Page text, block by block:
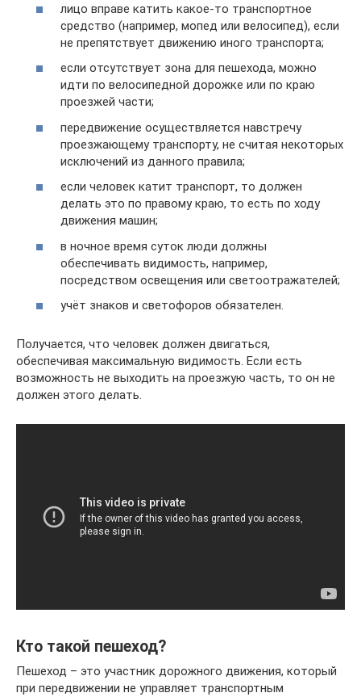
лицо вправе катить какое-то транспортное
средство (например, мопед или велосипед), если
не препятствует движению иного транспорта;
если отсутствует зона для пешехода, можно
идти по велосипедной дорожке или по краю
проезжей части;
передвижение осуществляется навстречу
проезжающему транспорту, не считая некоторых
исключений из данного правила;
если человек катит транспорт, то должен
делать это по правому краю, то есть по ходу
движения машин;
в ночное время суток люди должны
обеспечивать видимость, например,
посредством освещения или светоотражателей;
учёт знаков и светофоров обязателен.
Получается, что человек должен двигаться,
обеспечивая максимальную видимость. Если есть
возможность не выходить на проезжую часть, то он не
должен этого делать.
Кто такой пешеход?
Пешеход – это участник дорожного движения, который
при передвижении не управляет транспортным